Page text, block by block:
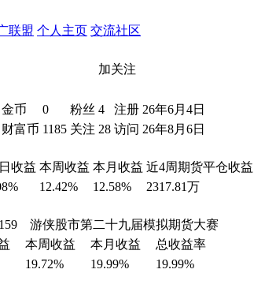
联盟 个人主页 交流社区
加关注
金币 0 粉丝 4 注册 26年6月4日
财富币 1185 关注 28 访问 26年8月6日
收益 本周收益 本月收益 近4周期货平仓收益
12.42% 12.58%
2317.81万
游侠股市第二十九届模拟期货大赛
本周收益 本月收益
总收益率
19.72% 19.99% 19.99%